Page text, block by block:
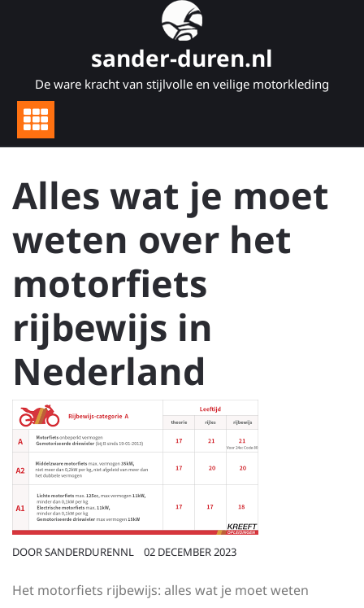
sander-duren.nl
De ware kracht van stijlvolle en veilige motorkleding
Alles wat je moet
weten over het
motorfiets
rijbewijs in
Nederland
DOORSANDERDURENNL 02 DECEMBER 2023
Het motorfiets rijbewijs: alles wat je moet weten